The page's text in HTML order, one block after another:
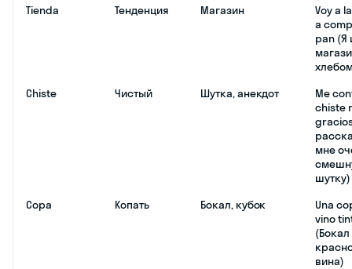
Tienda
Тенденция Магазин
Voy a
a
pan (Я
Chiste
Чистый Шутка, анекдот
Me
chiste
мне
шутку)
Copa
Копать Бокал, кубок
Una
vino
(Бокал
вина)